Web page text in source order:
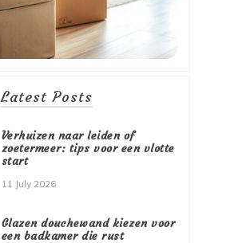
Latest Posts
Verhuizen naar leiden of
zoetermeer: tips voor een vlotte
start
11 July 2026
Glazen douchewand kiezen voor
een badkamer die rust